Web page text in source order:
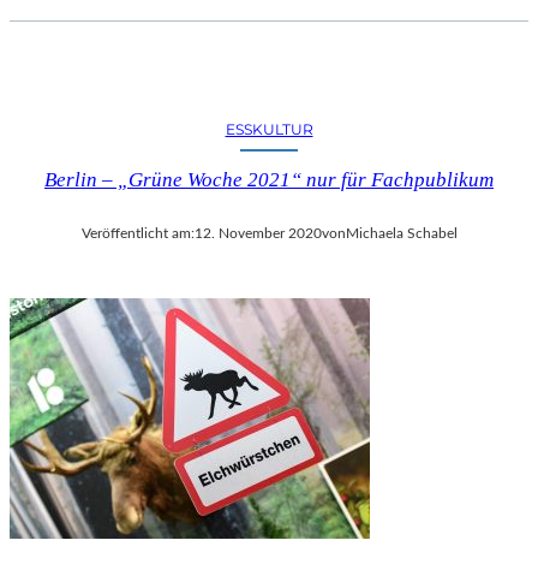
ESSKULTUR
Berlin – „Grüne Woche 2021“ nur für Fachpublikum
Veröffentlicht am:12. November 2020vonMichaela Schabel